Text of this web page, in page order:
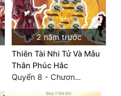
2 năm trước
Thiên Tài Nhi Tử Và Mẫu
Thân Phúc Hắc
Quyển 8 - Chươn...